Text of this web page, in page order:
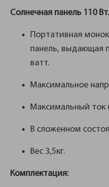
Солнечная панель 110 Вт.
Портативная
панель, выдающая
ватт.
Максимальное
Максимальный ток
В сложенном
Вес 3,5кг.
Комплектация: